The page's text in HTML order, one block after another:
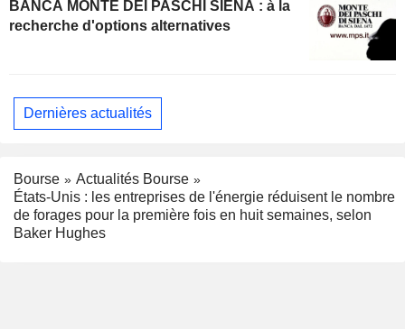
BANCA MONTE DEI PASCHI SIENA : à la
recherche d'options alternatives
Dernières actualités
Bourse
Actualités Bourse
États-Unis : les entreprises de l'énergie réduisent le nombre
de forages pour la première fois en huit semaines, selon
Baker Hughes